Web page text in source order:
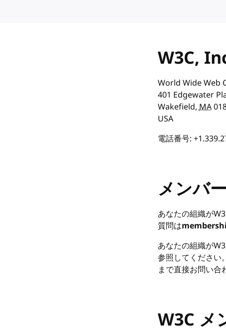
W3C,
World Wide Web
401 Edgewater
Wakefield,MA
USA
電話番号:
メンバ
あなたの組織が
質問は
あなたの組織が
参照してください
まで直接お問い合
W3C メ